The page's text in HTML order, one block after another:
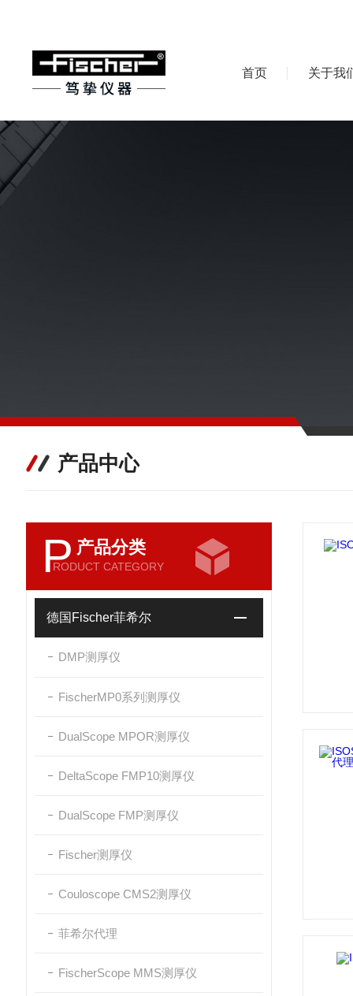
首页 关于我
产品中心
P 产品分类
RODUCT CATEGORY
德国Fischer菲希尔
DMP测厚仪
FischerMP0系列测厚仪
DualScope MPOR测厚仪
DeltaScope FMP10测厚仪
DualScope FMP测厚仪
Fischer测厚仪
Couloscope CMS2测厚仪
菲希尔代理
FischerScope MMS测厚仪